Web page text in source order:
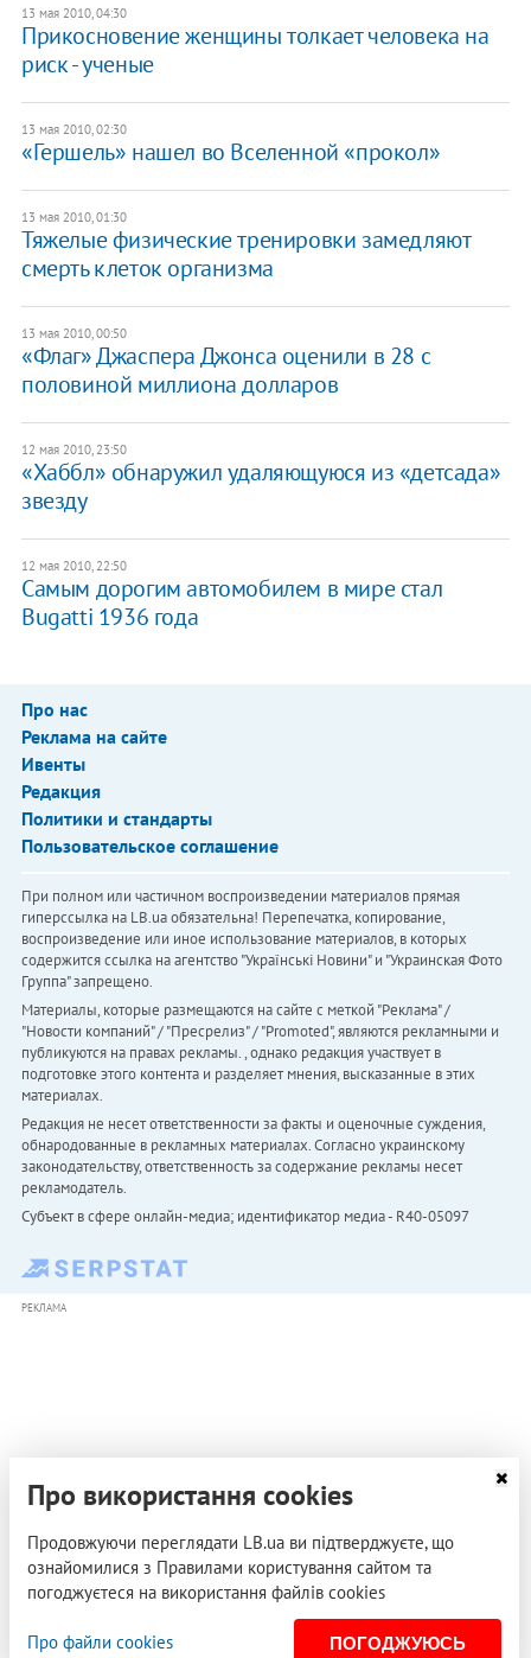
13 мая 2010, 04:30
Прикосновение женщины толкает человека на
риск - ученые
13 мая 2010, 02:30
«Гершель» нашел во Вселенной «прокол»
13 мая 2010, 01:30
Тяжелые физические тренировки замедляют
смерть клеток организма
13 мая 2010, 00:50
«Флаг» Джаспера Джонса оценили в 28 с
половиной миллиона долларов
12 мая 2010, 23:50
«Хаббл» обнаружил удаляющуюся из «детсада»
звезду
12 мая 2010, 22:50
Самым дорогим автомобилем в мире стал
Bugatti 1936 года
Про нас
Реклама на сайте
Ивенты
Редакция
Политики и стандарты
Пользовательское соглашение
При полном или частичном воспроизведении материалов прямая
гиперссылка на LB.ua обязательна! Перепечатка, копирование,
воспроизведение или иное использование материалов, в которых
содержится ссылка на агентство "Українськi Новини" и "Украинская Фото
Группа" запрещено.
Материалы, которые размещаются на сайте с меткой "Реклама" /
"Новости компаний" / "Пресрелиз" / "Promoted", являются рекламными и
публикуются на правах рекламы. , однако редакция участвует в
подготовке этого контента и разделяет мнения, высказанные в этих
материалах.
Редакция не несет ответственности за факты и оценочные суждения,
обнародованные в рекламных материалах. Согласно украинскому
законодательству, ответственность за содержание рекламы несет
рекламодатель.
Субъект в сфере онлайн-медиа; идентификатор медиа - R40-05097
РЕКЛАМА
Про використання cookies
Продовжуючи переглядати LB.ua ви підтверджуєте, що
ознайомилися з Правилами користування сайтом та
погоджуєтеся на використання файлів cookies
Про файли cookies ПОГОДЖУЮСЬ